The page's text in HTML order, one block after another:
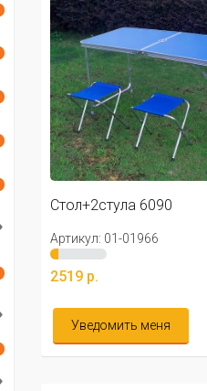
Стол+2стула 6090
Артикул: 01-01966
2519 р.
Уведомить меня